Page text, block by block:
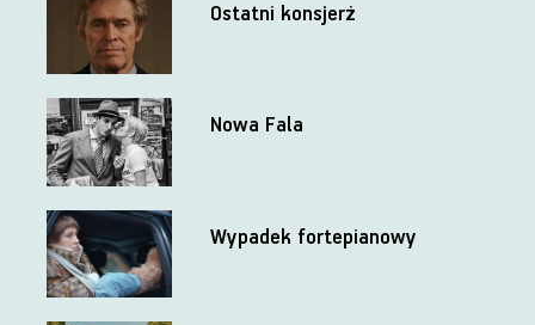
Ostatni konsjerż
Nowa Fala
Wypadek fortepianowy